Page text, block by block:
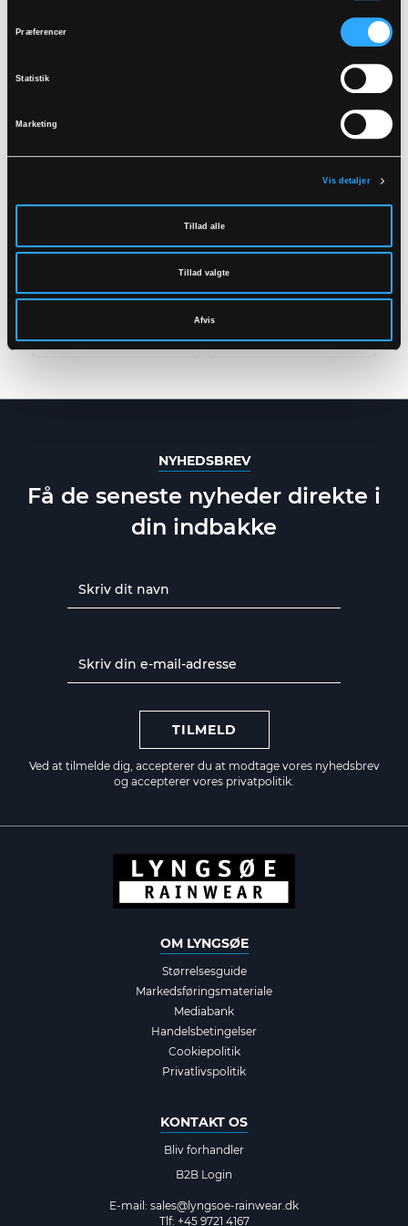
Præferencer
Statistik
Marketing
Vis detaljer
Tillad alle
Tillad valgte
Afvis
4-VEJS STRETCH
SLIDSTÆRK KVALITET
XS - 6XL
LR33
HI-VIS
QUILTET FOER
S - 5XL
NYHEDSBREV
Få de seneste nyheder direkte i
din indbakke
TILMELD
Ved at tilmelde dig, accepterer du at modtage vores nyhedsbrev
og accepterer vores privatpolitik.
OM LYNGSØE
Størrelsesguide
Markedsføringsmateriale
Mediabank
Handelsbetingelser
Cookiepolitik
Privatlivspolitik
KONTAKT OS
Bliv forhandler
B2B Login
E-mail: sales@lyngsoe-rainwear.dk
Tlf: +45 9721 4167